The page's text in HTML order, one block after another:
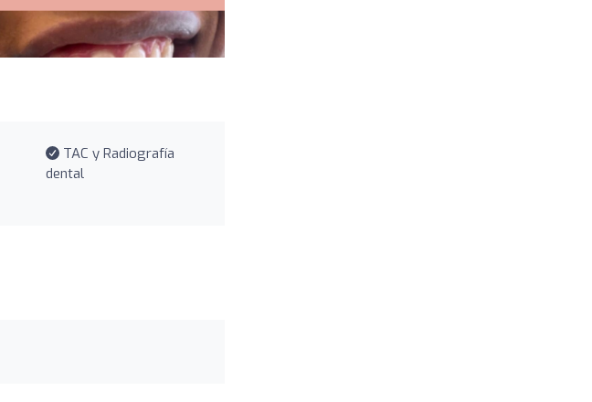
TAC y Radiografía
dental